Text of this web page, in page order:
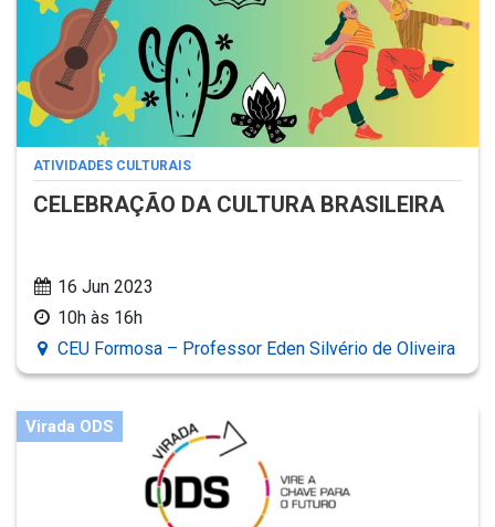
ATIVIDADES CULTURAIS
CELEBRAÇÃO DA CULTURA BRASILEIRA
16 Jun 2023
10h às 16h
CEU Formosa – Professor Eden Silvério de Oliveira
Virada ODS